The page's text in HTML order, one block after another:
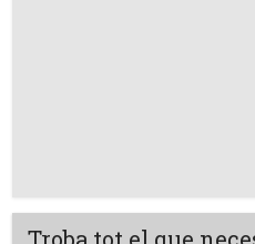
Troba tot el que